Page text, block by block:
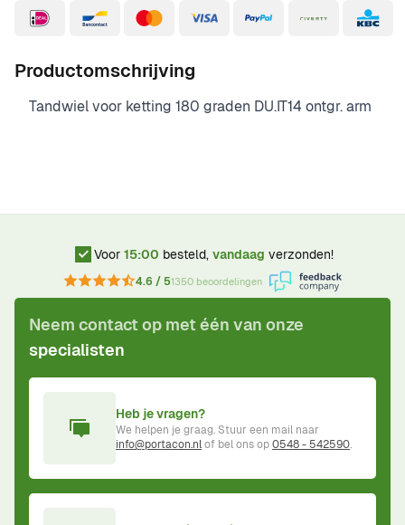
Productomschrijving
Tandwiel voor ketting 180 graden DU.IT14 ontgr. arm
Voor 15:00 besteld, vandaag verzonden!
4.6 / 51350 beoordelingen
Neem contact op met één van onze
specialisten
Heb je vragen?
We helpen je graag. Stuur een mail naar
info@portacon.nlof bel ons op0548 - 542590.